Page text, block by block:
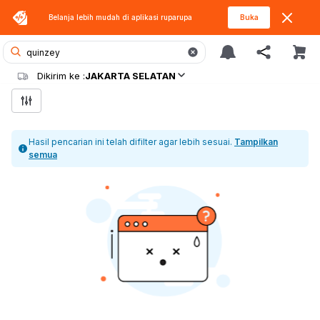
Belanja lebih mudah di aplikasi ruparupa Buka
Dikirim ke :JAKARTA SELATAN
Hasil pencarian ini telah difilter agar lebih sesuai. Tampilkan
semua